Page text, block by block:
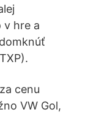
v hre a
cenu
VW Gol,